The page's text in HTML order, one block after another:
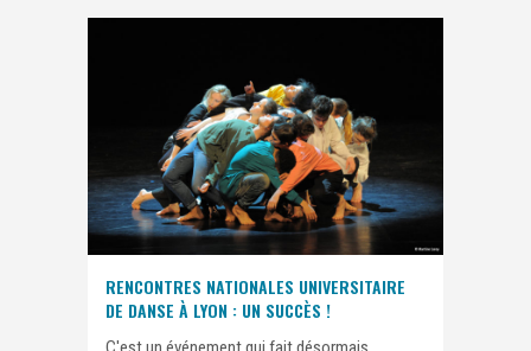
RENCONTRES NATIONALES UNIVERSITAIRE
DE DANSE À LYON : UN SUCCÈS !